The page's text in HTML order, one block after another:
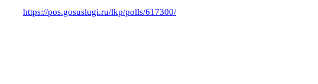
https://pos.gosuslugi.ru/lkp/polls/617300/